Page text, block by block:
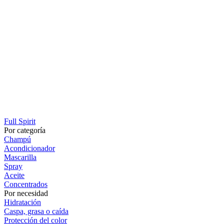
Full Spirit
Por categoría
Champú
Acondicionador
Mascarilla
Spray
Aceite
Concentrados
Por necesidad
Hidratación
Caspa, grasa o caída
Protección del color